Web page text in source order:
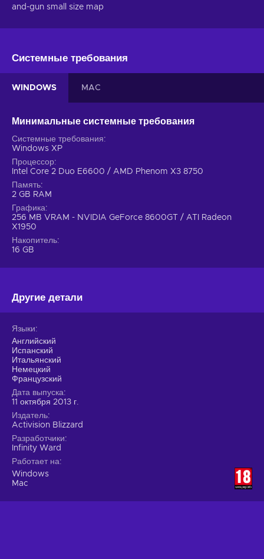
and-gun small size map
Системные требования
WINDOWS MAC
Минимальные системные требования
Системные требования
Windows XP
Процессор
Intel Core 2 Duo E6600 / AMD Phenom X3 8750
Память
2 GB RAM
Графика
256 MB VRAM - NVIDIA GeForce 8600GT / ATI Radeon
X1950
Накопитель
16 GB
Другие детали
Языки
Английский
Испанский
Итальянский
Немецкий
Французский
Дата выпуска
11 октября 2013 г.
Издатель
Activision Blizzard
Разработчики
Infinity Ward
Работает на
Windows
Mac